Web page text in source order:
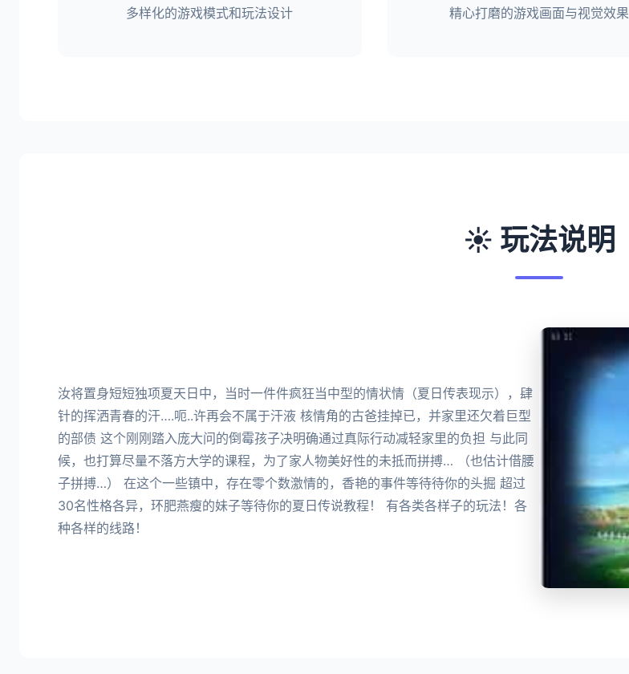
多样化的游戏模式和玩法设计 精心打磨的游戏画面与视觉效果
☀️ 玩法说明
汝将置身短短独项夏天日中，当时一件件疯狂当中型的情状情（夏日传表现示），肆
针的挥洒青春的汗….呃..许再会不属于汗液 核情角的古爸挂掉已，并家里还欠着巨型
的部债 这个刚刚踏入庞大问的倒霉孩子决明确通过真际行动减轻家里的负担 与此同
候，也打算尽量不落方大学的课程，为了家人物美好性的未抵而拼搏… （也估计借腰
子拼搏…） 在这个一些镇中，存在零个数激情的，香艳的事件等待待你的头掘 超过
30名性格各异，环肥燕瘦的妹子等待你的夏日传说教程！ 有各类各样子的玩法！各
种各样的线路！